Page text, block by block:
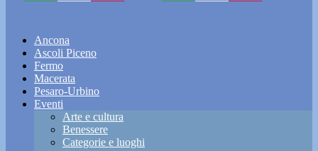
Ancona
Ascoli Piceno
Fermo
Macerata
Pesaro-Urbino
Eventi
Arte e cultura
Benessere
Categorie e luoghi